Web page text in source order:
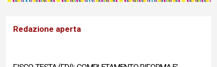
Redazione aperta